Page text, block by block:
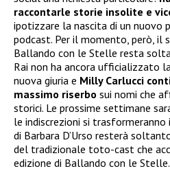
raccontarle storie insolite e
ipotizzare la nascita di un nuovo
podcast. Per il momento, però, il
Ballando con le Stelle resta
Rai non ha ancora ufficializzato
nuova giuria e Milly Carlucci
massimo riserbo sui nomi che
storici. Le prossime settimane
le indiscrezioni si
di Barbara D’Urso resterà
del tradizionale toto-cast che
edizione di Ballando con le Stelle.